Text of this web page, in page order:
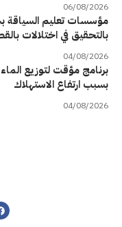
06/08/2026
مؤسسات تعليم السياقة
بالتحقيق في اختلالات
04/08/2026
برنامج مؤقت لتوزيع
بسبب ارتفاع الاستهلاك
04/08/2026